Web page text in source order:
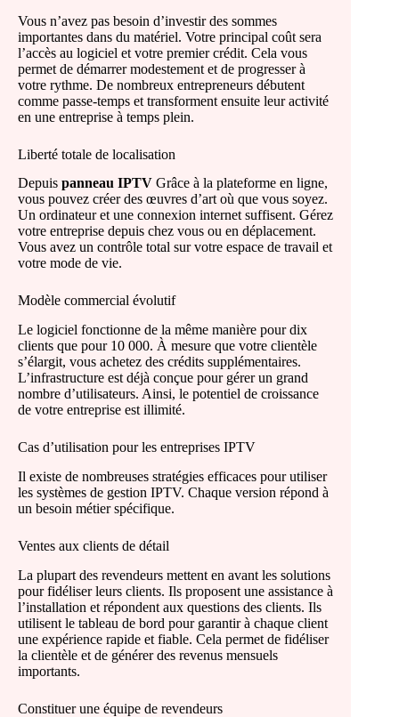
Vous n’avez pas besoin d’investir des sommes
importantes dans du matériel. Votre principal coût sera
l’accès au logiciel et votre premier crédit. Cela vous
permet de démarrer modestement et de progresser à
votre rythme. De nombreux entrepreneurs débutent
comme passe-temps et transforment ensuite leur activité
en une entreprise à temps plein.
Liberté totale de localisation
Depuis panneau IPTV Grâce à la plateforme en ligne,
vous pouvez créer des œuvres d’art où que vous soyez.
Un ordinateur et une connexion internet suffisent. Gérez
votre entreprise depuis chez vous ou en déplacement.
Vous avez un contrôle total sur votre espace de travail et
votre mode de vie.
Modèle commercial évolutif
Le logiciel fonctionne de la même manière pour dix
clients que pour 10 000. À mesure que votre clientèle
s’élargit, vous achetez des crédits supplémentaires.
L’infrastructure est déjà conçue pour gérer un grand
nombre d’utilisateurs. Ainsi, le potentiel de croissance
de votre entreprise est illimité.
Cas d’utilisation pour les entreprises IPTV
Il existe de nombreuses stratégies efficaces pour utiliser
les systèmes de gestion IPTV. Chaque version répond à
un besoin métier spécifique.
Ventes aux clients de détail
La plupart des revendeurs mettent en avant les solutions
pour fidéliser leurs clients. Ils proposent une assistance à
l’installation et répondent aux questions des clients. Ils
utilisent le tableau de bord pour garantir à chaque client
une expérience rapide et fiable. Cela permet de fidéliser
la clientèle et de générer des revenus mensuels
importants.
Constituer une équipe de revendeurs